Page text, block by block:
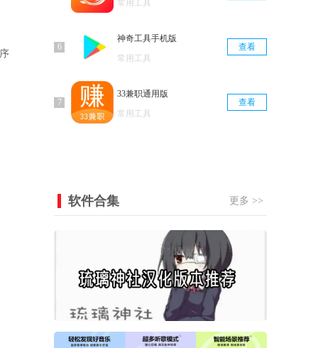
常用工具
神奇工具手机版
常用工具
查看
33兼职通用版
常用工具
查看
软件合集 更多 >>